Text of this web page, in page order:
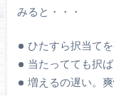
みると・・・
ひたすら択当て
当たってても択
増えるの遅い。